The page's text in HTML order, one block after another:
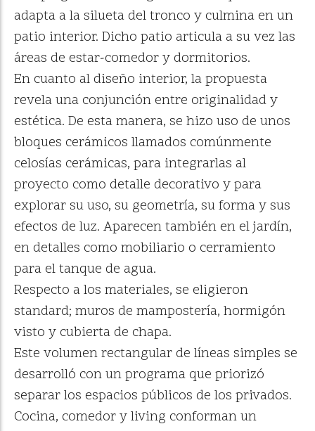
adapta a la silueta del tronco y culmina en un
patio interior. Dicho patio articula a su vez las
áreas de estar-comedor y dormitorios.
En cuanto al diseño interior, la propuesta
revela una conjunción entre originalidad y
estética. De esta manera, se hizo uso de unos
bloques cerámicos llamados comúnmente
celosías cerámicas, para integrarlas al
proyecto como detalle decorativo y para
explorar su uso, su geometría, su forma y sus
efectos de luz. Aparecen también en el jardín,
en detalles como mobiliario o cerramiento
para el tanque de agua.
Respecto a los materiales, se eligieron
standard; muros de mampostería, hormigón
visto y cubierta de chapa.
Este volumen rectangular de líneas simples se
desarrolló con un programa que priorizó
separar los espacios públicos de los privados.
Cocina, comedor y living conforman un